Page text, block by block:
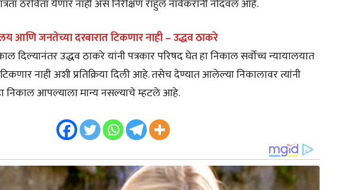
ठरविता येणार नाही असं निरीक्षण राहुल नार्वेकरांनी नोंदवलं आहे.
आणि जनतेच्या दरबारात टिकणार नाही – उद्धव ठाकरे
दिल्यानंतर उद्धव ठाकरे यांनी पत्रकार परिषद घेत हा निकाल सर्वोच्च न्यायालयात
नाही अशी प्रतिक्रिया दिली आहे. तसेच देण्यात आलेल्या निकालावर त्यांनी
निकाल आपल्याला मान्य नसल्याचे म्हटले आहे.